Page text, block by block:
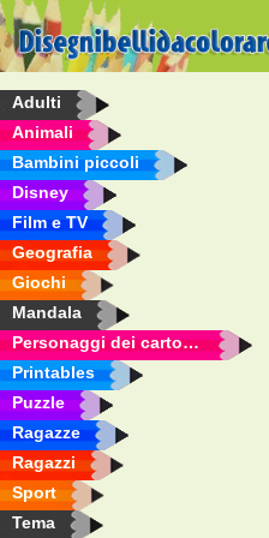
Adulti
Animali
Bambini piccoli
Disney
Film e TV
Geografia
Giochi
Mandala
Personaggi dei cartoni animati
Printables
Puzzle
Ragazze
Ragazzi
Sport
Tema